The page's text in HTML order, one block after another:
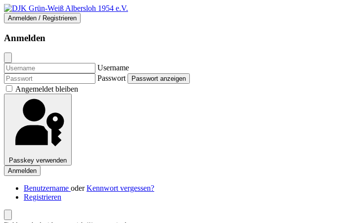
Anmelden / Registrieren
Anmelden
Username
Passwort
Passwort anzeigen
Angemeldet bleiben
Passkey verwenden
Anmelden
Benutzername oderKennwort vergessen?
Registrieren